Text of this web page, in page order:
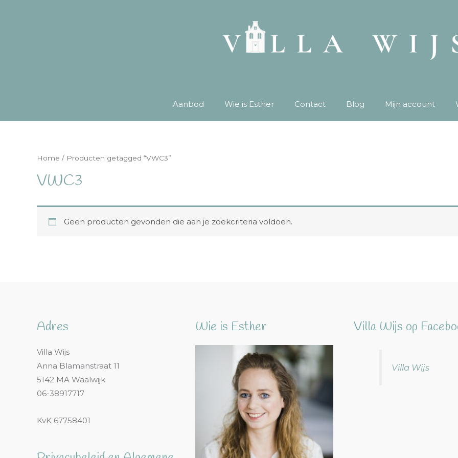
Aanbod Wie is Esther Contact Blog Mijn account
Home / Producten getagged “VWC3”
VWC3
Geen producten gevonden die aan je zoekcriteria voldoen.
Adres
Villa Wijs
Anna Blamanstraat 11
5142 MA Waalwijk
06-38917717
KvK 67758401
Wie is Esther Villa Wijs op
Villa Wijs